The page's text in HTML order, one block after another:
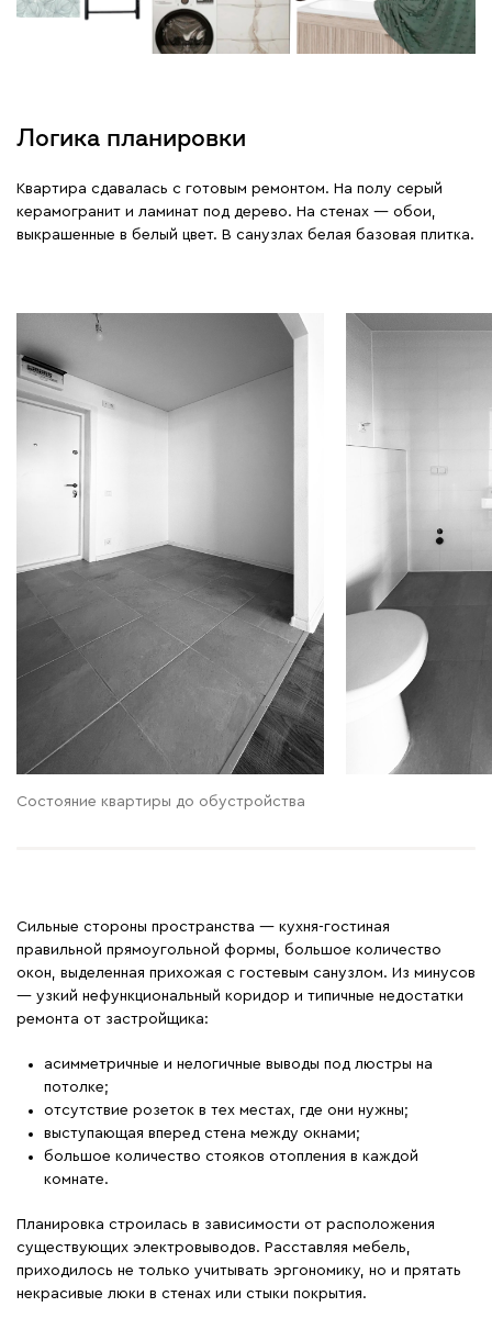
Логика планировки
Квартира сдавалась с готовым ремонтом. На полу серый
керамогранит и ламинат под дерево. На стенах — обои,
выкрашенные в белый цвет. В санузлах белая базовая плитка.
Состояние квартиры до обустройства
Сильные стороны пространства — кухня-гостиная
правильной прямоугольной формы, большое количество
окон, выделенная прихожая с гостевым санузлом. Из минусов
— узкий нефункциональный коридор и типичные недостатки
ремонта от застройщика:
асимметричные и нелогичные выводы под люстры на
потолке;
отсутствие розеток в тех местах, где они нужны;
выступающая вперед стена между окнами;
большое количество стояков отопления в каждой
комнате.
Планировка строилась в зависимости от расположения
существующих электровыводов. Расставляя мебель,
приходилось не только учитывать эргономику, но и прятать
некрасивые люки в стенах или стыки покрытия.